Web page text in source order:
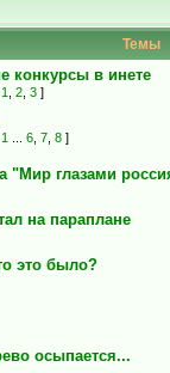
Темы
конкурсы в инете
1 2 3 ]
1 6 7 8 ]
"Мир глазами
на параплане
это было?
осыпается...